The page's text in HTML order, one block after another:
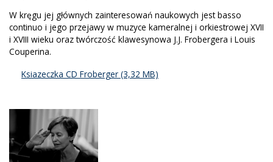
W kręgu jej głównych zainteresowań naukowych jest basso
continuo i jego przejawy w muzyce kameralnej i orkiestrowej XVII
i XVIII wieku oraz twórczość klawesynowa J.J. Frobergera i Louis
Couperina.
Ksiazeczka CD Froberger